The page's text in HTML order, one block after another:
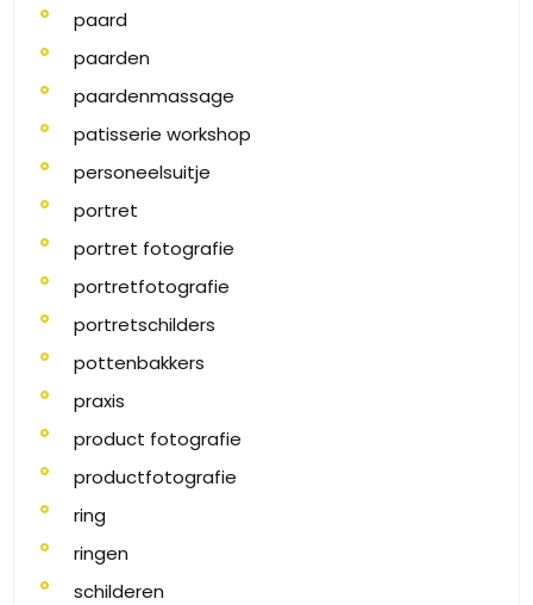
paard
paarden
paardenmassage
patisserie workshop
personeelsuitje
portret
portret fotografie
portretfotografie
portretschilders
pottenbakkers
praxis
product fotografie
productfotografie
ring
ringen
schilderen